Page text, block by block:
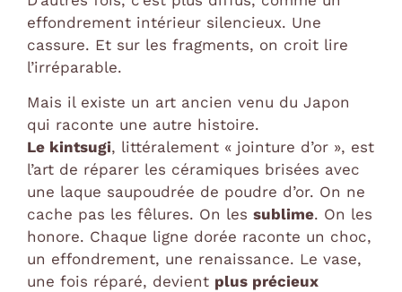
effondrement intérieur silencieux. Une
cassure. Et sur les fragments, on croit lire
l’irréparable.
Mais il existe un art ancien venu du Japon
qui raconte une autre histoire.
Le kintsugi, littéralement « jointure d’or », est
l’art de réparer les céramiques brisées avec
une laque saupoudrée de poudre d’or. On ne
cache pas les fêlures. On les sublime. On les
honore. Chaque ligne dorée raconte un choc,
un effondrement, une renaissance. Le vase,
une fois réparé, devient plus précieux